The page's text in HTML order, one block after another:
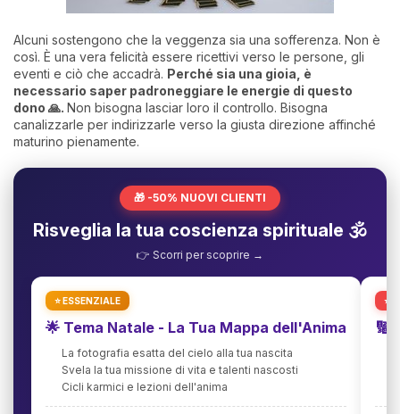
Alcuni sostengono che la veggenza sia una sofferenza. Non è
così. È una vera felicità essere ricettivi verso le persone, gli
eventi e ciò che accadrà. Perché sia una gioia, è
necessario saper padroneggiare le energie di questo
dono 🙏. Non bisogna lasciar loro il controllo. Bisogna
canalizzarle per indirizzarle verso la giusta direzione affinché
maturino pienamente.
🎁 -50% NUOVI CLIENTI
Risveglia la tua coscienza spirituale 🕉️
👉 Scorri per scoprire →
⭐ ESSENZIALE
🌟 Tema Natale - La Tua Mappa dell'Anima
La fotografia esatta del cielo alla tua nascita
Svela la tua missione di vita e talenti nascosti
Cicli karmici e lezioni dell'anima
⭐
🔢